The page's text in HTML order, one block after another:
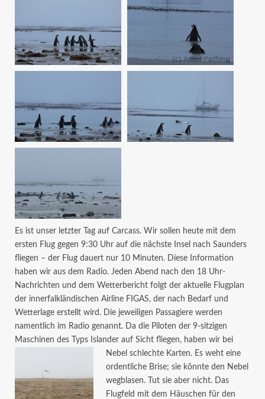
Es ist unser letzter Tag auf Carcass. Wir sollen heute mit dem
ersten Flug gegen 9:30 Uhr auf die nächste Insel nach Saunders
fliegen – der Flug dauert nur 10 Minuten. Diese Information
haben wir aus dem Radio. Jeden Abend nach den 18 Uhr-
Nachrichten und dem Wetterbericht folgt der aktuelle Flugplan
der innerfalkländischen Airline FIGAS, der nach Bedarf und
Wetterlage erstellt wird. Die jeweiligen Passagiere werden
namentlich im Radio genannt. Da die Piloten der 9-sitzigen
Maschinen des Typs Islander auf Sicht fliegen, haben wir bei
Nebel schlechte Karten. Es weht eine
ordentliche Brise; sie könnte den Nebel
wegblasen. Tut sie aber nicht. Das
Flugfeld mit dem Häuschen für den